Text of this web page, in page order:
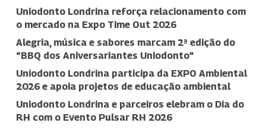
Uniodonto Londrina reforça relacionamento com
o mercado na Expo Time Out 2026
Alegria, música e sabores marcam 2ª edição do
“BBQ dos Aniversariantes Uniodonto”
Uniodonto Londrina participa da EXPO Ambiental
2026 e apoia projetos de educação ambiental
Uniodonto Londrina e parceiros elebram o Dia do
RH com o Evento Pulsar RH 2026